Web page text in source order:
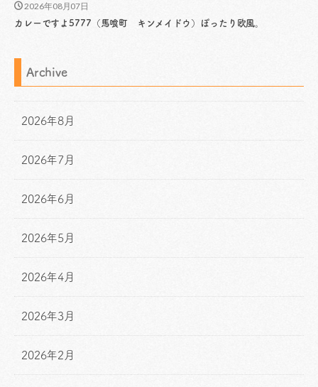
2026年08月07日
カレーですよ5777（馬喰町 キンメイドウ）ぽったり欧風。
Archive
2026年8月
2026年7月
2026年6月
2026年5月
2026年4月
2026年3月
2026年2月